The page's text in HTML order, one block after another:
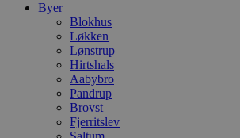
Byer
Blokhus
Løkken
Lønstrup
Hirtshals
Aabybro
Pandrup
Brovst
Fjerritslev